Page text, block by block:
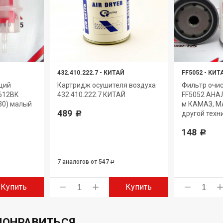
малый
Купить
432.410.222.7 - КИТАЙ
Картридж осушителя воздуха
432.410.222.7 КИТАЙ
489 Р
7 аналогов от 547 Р
Купить
FF5052 -
Фильтр
FF5052
м КАМАЗ,
другой
148 Р